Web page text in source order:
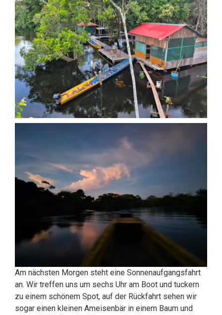
Am nächsten Morgen steht eine Sonnenaufgangsfahrt
an. Wir treffen uns um sechs Uhr am Boot und tuckern
zu einem schönem Spot, auf der Rückfahrt sehen wir
sogar einen kleinen Ameisenbär in einem Baum und